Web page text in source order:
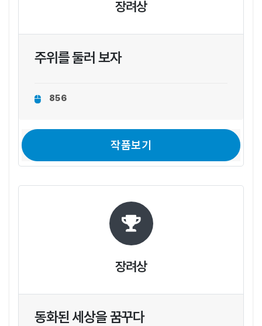
장려상
주위를 둘러 보자
856
작품보기
장려상
동화된 세상을 꿈꾸다